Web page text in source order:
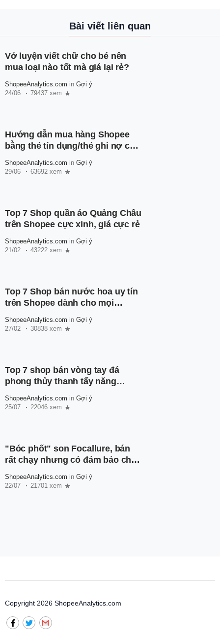
Bài viết liên quan
Vở luyện viết chữ cho bé nên
mua loại nào tốt mà giá lại rẻ?
ShopeeAnalytics.com in Gợi ý
24/06
79437 xem
Hướng dẫn mua hàng Shopee
bằng thẻ tín dụng/thẻ ghi nợ cho
ShopeeAnalytics.com in Gợi ý
29/06
63692 xem
Top 7 Shop quần áo Quảng Châu
trên Shopee cực xinh, giá cực rẻ
ShopeeAnalytics.com in Gợi ý
21/02
43222 xem
Top 7 Shop bán nước hoa uy tín
trên Shopee dành cho mọi
ShopeeAnalytics.com in Gợi ý
27/02
30838 xem
Top 7 shop bán vòng tay đá
phong thủy thanh tẩy năng
chủ nhân
ShopeeAnalytics.com in Gợi ý
25/07
22046 xem
"Bóc phốt" son Focallure, bán
rất chạy nhưng có đảm bảo chất
ShopeeAnalytics.com in Gợi ý
22/07
21701 xem
Copyright 2026 ShopeeAnalytics.com